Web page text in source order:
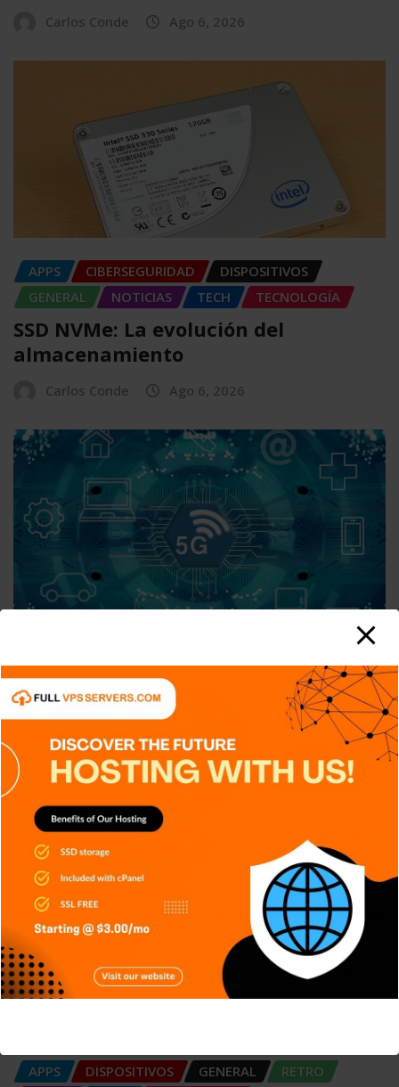
Carlos Conde Ago 6, 2026
APPS CIBERSEGURIDAD
DISPOSITIVOS
GENERAL
NOTICIAS TECH TECNOLOGÍA
SSD NVMe: La evolución del
almacenamiento
Carlos Conde Ago 6, 2026
NOTICIAS
TECH
TECNOLOGÍA
Redes 5G: Mucho más que descargar
archivos más rápido
APPS DISPOSITIVOS GENERAL
RETRO